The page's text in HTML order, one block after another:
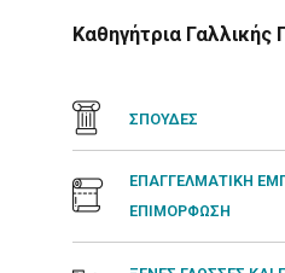
Καθηγήτρια
ΣΠΟΥΔΕΣ
ΕΠΑΓΓΕΛΜΑΤΙΚΗ
ΕΠΙΜΟΡΦΩΣΗ